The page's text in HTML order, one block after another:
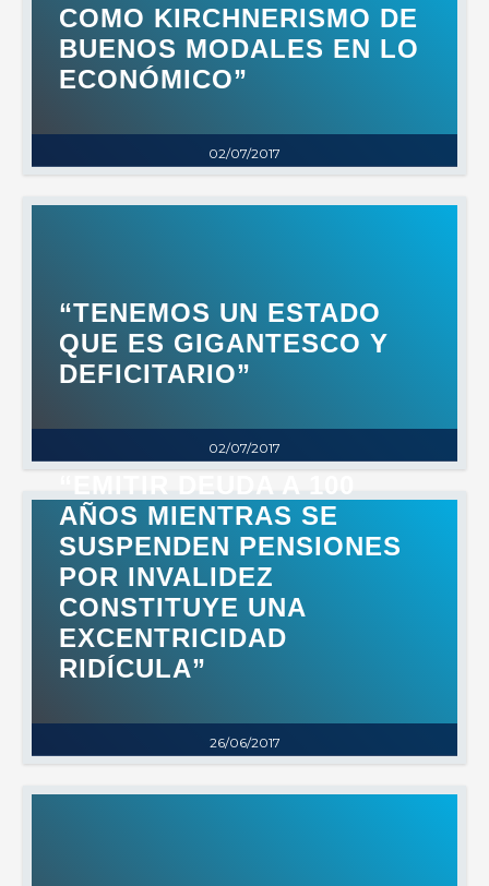
02/07/2017
COMO KIRCHNERISMO DE
BUENOS MODALES EN LO
ECONÓMICO”
02/07/2017
“TENEMOS UN ESTADO
QUE ES GIGANTESCO Y
DEFICITARIO”
26/06/2017
“EMITIR DEUDA A 100
AÑOS MIENTRAS SE
SUSPENDEN PENSIONES
POR INVALIDEZ
CONSTITUYE UNA
EXCENTRICIDAD
RIDÍCULA”